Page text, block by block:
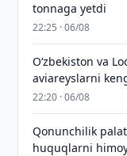
tonnaga yetdi
22:25 · 06/08
Oʻzbekiston va
aviareyslarni
22:20 · 06/08
Qonunchilik
huquqlarni